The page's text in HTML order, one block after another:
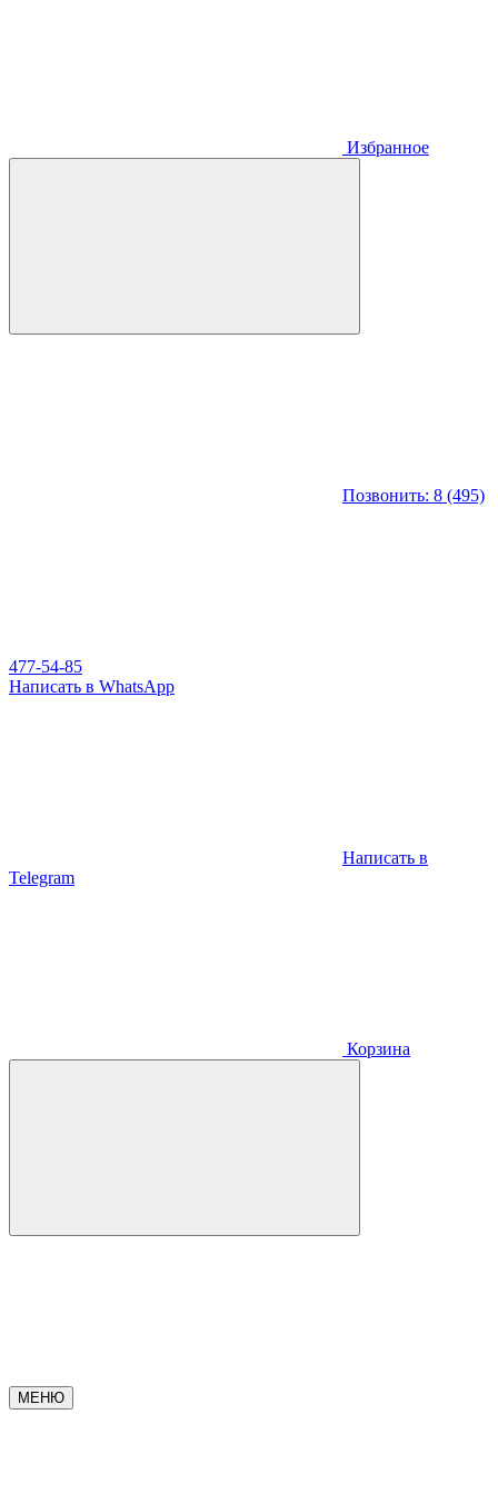
Избранное
Позвонить: 8 (495)
477-54-85
Написать в WhatsApp
Написать в
Telegram
Корзина
МЕНЮ